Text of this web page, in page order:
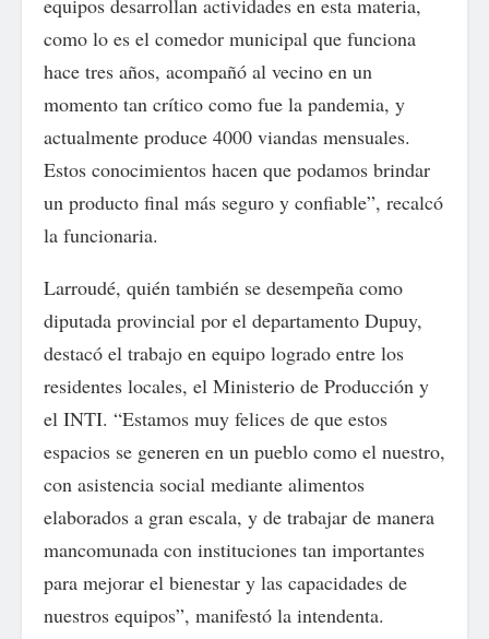
equipos desarrollan actividades en esta materia,
como lo es el comedor municipal que funciona
hace tres años, acompañó al vecino en un
momento tan crítico como fue la pandemia, y
actualmente produce 4000 viandas mensuales.
Estos conocimientos hacen que podamos brindar
un producto final más seguro y confiable”, recalcó
la funcionaria.
Larroudé, quién también se desempeña como
diputada provincial por el departamento Dupuy,
destacó el trabajo en equipo logrado entre los
residentes locales, el Ministerio de Producción y
el INTI. “Estamos muy felices de que estos
espacios se generen en un pueblo como el nuestro,
con asistencia social mediante alimentos
elaborados a gran escala, y de trabajar de manera
mancomunada con instituciones tan importantes
para mejorar el bienestar y las capacidades de
nuestros equipos”, manifestó la intendenta.